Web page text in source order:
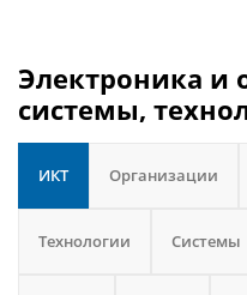
Электроника и
системы,
ИКТ Организации
Технологии Системы